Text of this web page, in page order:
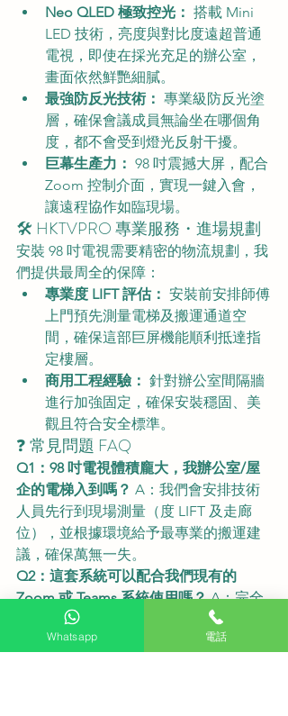
Neo QLED 極致控光： 搭載 Mini
LED 技術，亮度與對比度遠超普通
電視，即使在採光充足的辦公室，
畫面依然鮮艷細膩。
最強防反光技術： 專業級防反光塗
層，確保會議成員無論坐在哪個角
度，都不會受到燈光反射干擾。
巨幕生產力： 98 吋震撼大屏，配合
Zoom 控制介面，實現一鍵入會，
讓遠程協作如臨現場。
🛠️ HKTVPRO 專業服務・進場規劃
安裝 98 吋電視需要精密的物流規劃，我
們提供最周全的保障：
專業度 LIFT 評估： 安裝前安排師傅
上門預先測量電梯及搬運通道空
間，確保這部巨屏機能順利抵達指
定樓層。
商用工程經驗： 針對辦公室間隔牆
進行加強固定，確保安裝穩固、美
觀且符合安全標準。
❓ 常見問題 FAQ
Q1：98 吋電視體積龐大，我辦公室/屋
企的電梯入到嗎？ A：我們會安排技術
人員先行到現場測量（度 LIFT 及走廊
位），並根據環境給予最專業的搬運建
議，確保萬無一失。
Q2：這套系統可以配合我們現有的
Zoom 或 Teams 系統使用嗎？ A：完全
可以。SAMSUNG QN90F 能與各大主流
視訊會議硬體及系統完美相容，打造高
Whatsapp 電話